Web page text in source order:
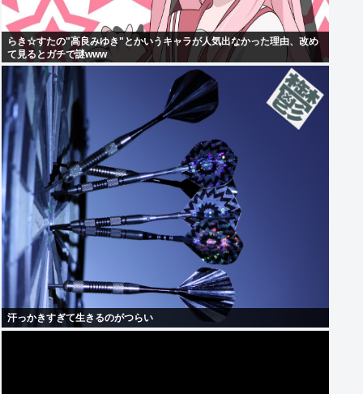
らき☆すたの"高良みゆき"とかいうキャラが人気出なかった理由、改め
て見るとガチで謎www
汗っかきすぎて生きるのがつらい